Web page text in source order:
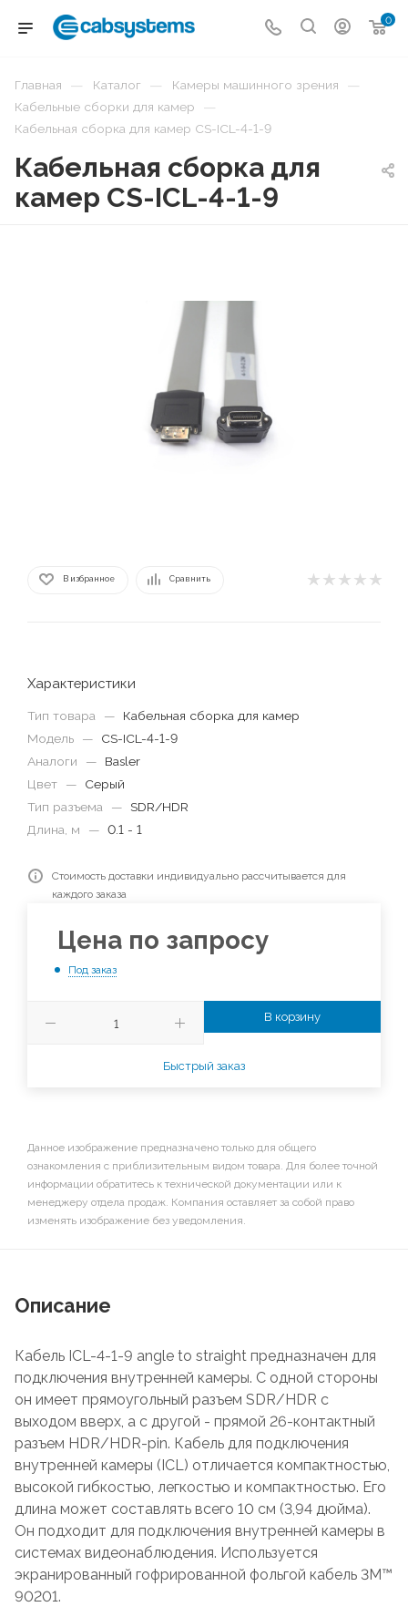
0
Главная — Каталог — Камеры машинного зрения —
Кабельные сборки для камер —
Кабельная сборка для камер CS-ICL-4-1-9
Кабельная сборка для
камер CS-ICL-4-1-9
В избранное Сравнить
Характеристики
Тип товара —
Кабельная сборка для камер
Модель
—
CS-ICL-4-1-9
Аналоги
—
Basler
Цвет
—
Серый
Тип разъема
— SDR/HDR
Длина, м
— 0.1 - 1
Стоимость доставки индивидуально рассчитывается для
каждого заказа
Цена по запросу
Под заказ
В корзину
Быстрый заказ
Данное изображение предназначено только для общего
ознакомления с приблизительным видом товара. Для более точной
информации обратитесь к технической документации или к
менеджеру отдела продаж. Компания оставляет за собой право
изменять изображение без уведомления.
Описание
Кабель ICL-4-1-9 angle to straight предназначен для
подключения внутренней камеры. С одной стороны
он имеет прямоугольный разъем SDR/HDR с
выходом вверх, а с другой - прямой 26-контактный
разъем HDR/HDR-pin. Кабель для подключения
внутренней камеры (ICL) отличается компактностью,
высокой гибкостью, легкостью и компактностью. Его
длина может составлять всего 10 см (3,94 дюйма).
Он подходит для подключения внутренней камеры в
системах видеонаблюдения. Используется
экранированный гофрированной фольгой кабель 3M™
90201.